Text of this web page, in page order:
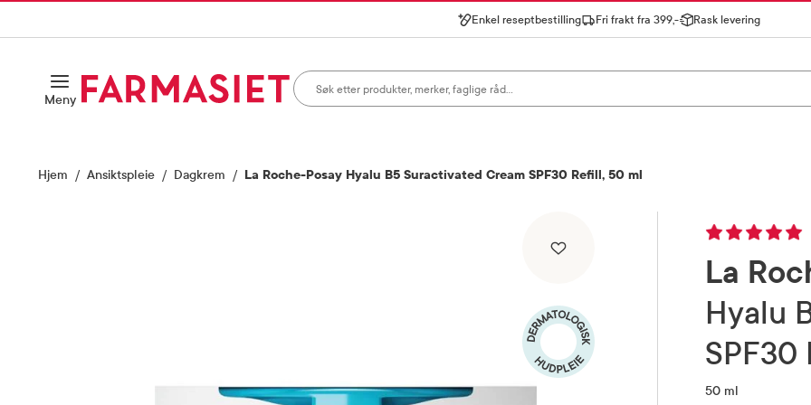
Enkel reseptbestilling Fri frakt fra 399,- Rask levering
INNHOLD
MenyÅpne
Søk i apotek
Hjem Ansiktspleie Dagkrem La Roche-Posay Hyalu B5 Suractivated Cream SPF30 Refill, 50 ml
La
Hyalu B5 Suractivated Cream
SPF30
50 ml